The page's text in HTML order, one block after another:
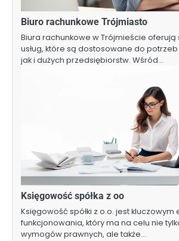
Biuro rachunkowe Trójmiasto
Biura rachunkowe w Trójmieście oferują
usług, które są dostosowane do
jak i dużych przedsiębiorstw. Wśród…
Księgowość spółka z oo
Księgowość spółki z o.o. jest
funkcjonowania, który ma na celu nie
wymogów prawnych, ale także…